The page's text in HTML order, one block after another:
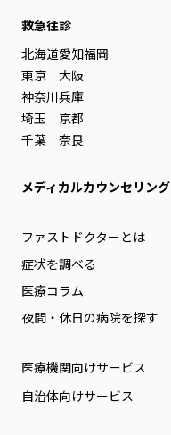
救急往診
北海道
東京
神奈川
埼玉
千葉
愛知
大阪
兵庫
京都
奈良
福岡
メディカルカウンセリング
ファストドクターとは
症状を調べる
医療コラム
夜間・休日の病院を探す
医療機関向けサービス
自治体向けサービス